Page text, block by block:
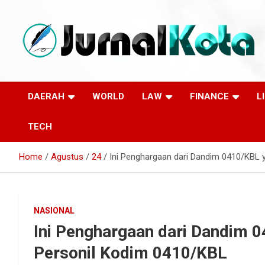
content
JURNALKOTA.NET
DAERAH WORLD LAW FINANCE
TECH
Home Agustus 24 Ini Penghargaan dari Dandim 0410/
NASIONAL
Ini Penghargaan dari Dandim
Personil Kodim 0410/KBL